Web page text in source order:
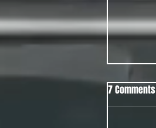
7 Comments